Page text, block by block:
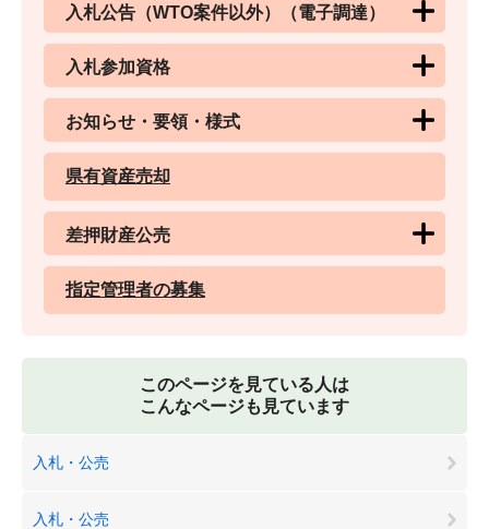
入札公告（WTO案件以外）（電子調達）
入札参加資格
お知らせ・要領・様式
県有資産売却
差押財産公売
指定管理者の募集
このページを見ている人は
こんなページも見ています
入札・公売
入札・公売